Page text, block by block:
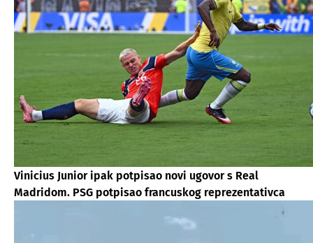
Vinicius Junior ipak potpisao novi ugovor s Real
Madridom. PSG potpisao francuskog reprezentativca